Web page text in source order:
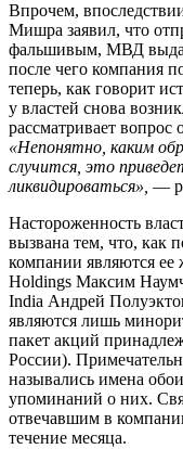
Впрочем,
Мишра заявил, что
фальшивым, МВД
после чего компания
теперь, как говорит
у властей снова
рассматривает вопрос
«Непонятно, каким
случится, это
ликвидироваться», —
Настороженность
вызвана тем, что, как
компании являются
Holdings Максим
India Андрей
являются лишь
пакет акций
России).
назывались имена
упоминаний о них.
отвечавшим в
течение месяца.